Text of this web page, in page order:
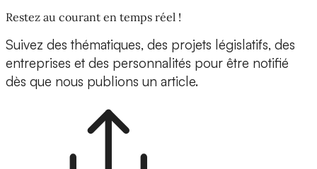
Restez au courant en temps réel !
Suivez des thématiques, des projets législatifs, des
entreprises et des personnalités pour être notifié
dès que nous publions un article.